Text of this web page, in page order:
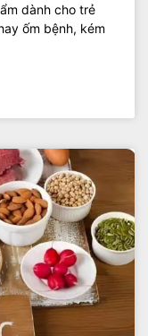
dành cho trẻ
ốm bệnh, kém